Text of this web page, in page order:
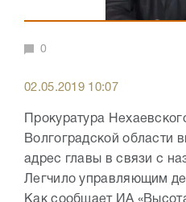
0
02.05.2019 10:07
Прокуратура
Волгоградской области
адрес главы в связи с
Легчило управляющим